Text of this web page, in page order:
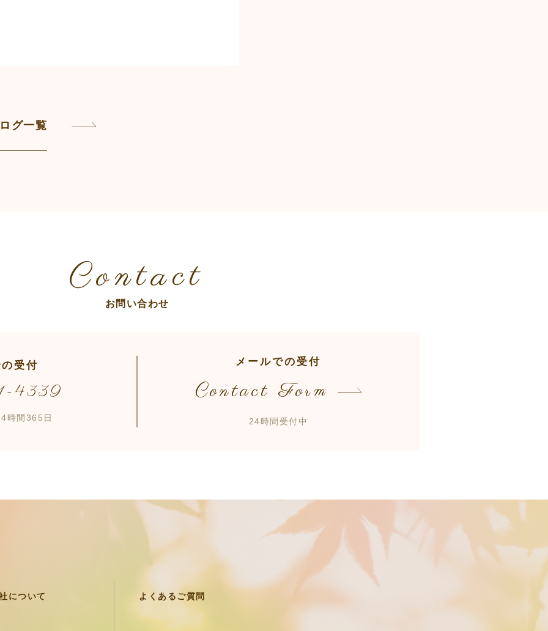
グ一覧
Contact
お問い合わせ
受付
4339
時間365日
メールでの受付
Contact Form
24時間受付中
について よくあるご質問